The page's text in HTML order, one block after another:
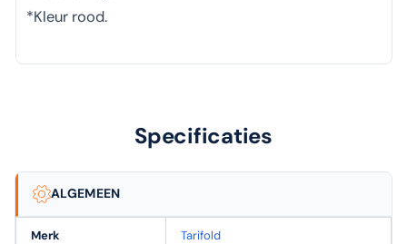
*Kleur rood.
Specificaties
ALGEMEEN
Merk Tarifold